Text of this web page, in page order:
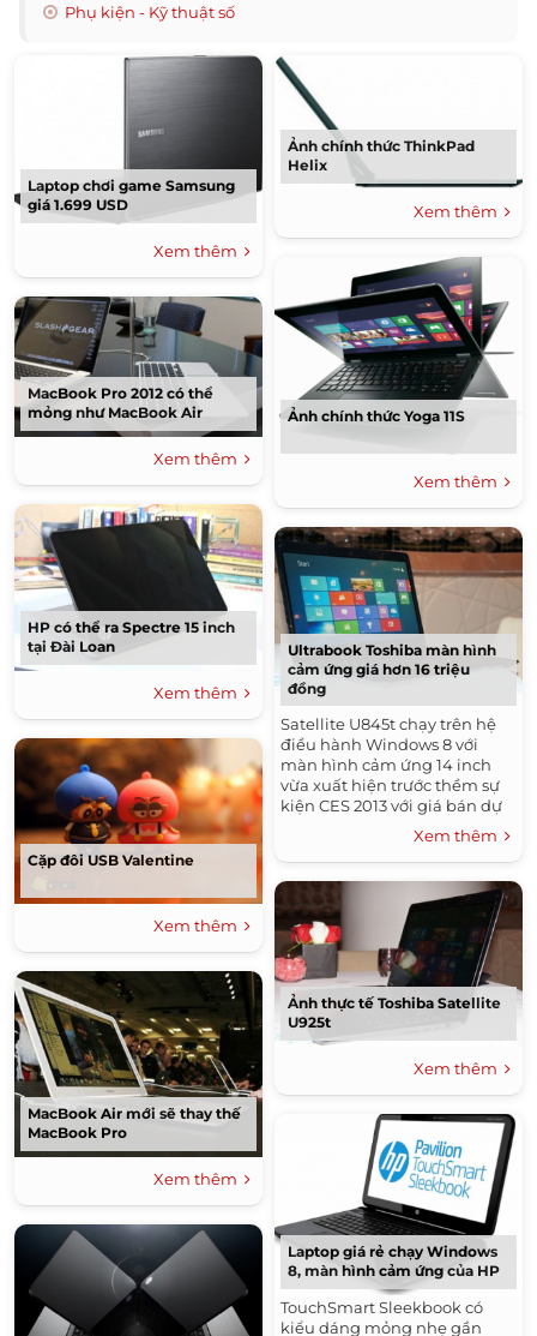
Phụ kiện - Kỹ thuật số
Laptop chơi game Samsung
giá 1.699 USD
Xem thêm
MacBook Pro 2012 có thể
mỏng như MacBook Air
Xem thêm
HP có thể ra Spectre 15 inch
tại Đài Loan
Xem thêm
Cặp đôi USB Valentine
Xem thêm
MacBook Air mới sẽ thay thế
MacBook Pro
Xem thêm
Ảnh chính thức ThinkPad
Helix
Xem thêm
Ảnh chính thức Yoga 11S
Xem thêm
Ultrabook Toshiba màn hình
cảm ứng giá hơn 16 triệu
đồng
Satellite U845t chạy trên hệ
điều hành Windows 8 với
màn hình cảm ứng 14 inch
vừa xuất hiện trước thềm sự
kiện CES 2013 với giá bán dự
kiến là 800 USD (khoảng 16,6
Xem thêm
Ảnh thực tế Toshiba Satellite
U925t
Xem thêm
Laptop giá rẻ chạy Windows
8, màn hình cảm ứng của HP
TouchSmart Sleekbook có
kiểu dáng mỏng nhẹ gần